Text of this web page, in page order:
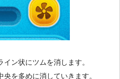
ン状にツムを消します。
を多めに消していきます。